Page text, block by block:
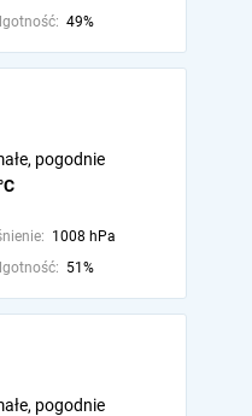
49%
pogodnie
1008 hPa
51%
pogodnie